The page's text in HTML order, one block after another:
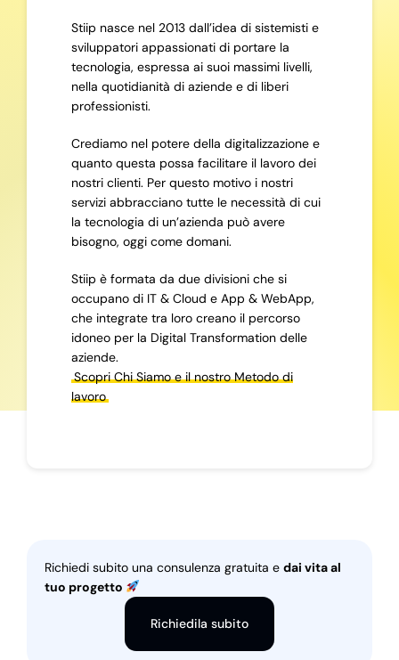
Stiip nasce nel 2013 dall’idea di sistemisti e
sviluppatori appassionati di portare la
tecnologia, espressa ai suoi massimi livelli,
nella quotidianità di aziende e di liberi
professionisti.
Crediamo nel potere della digitalizzazione e
quanto questa possa facilitare il lavoro dei
nostri clienti. Per questo motivo i nostri
servizi abbracciano tutte le necessità di cui
la tecnologia di un’azienda può avere
bisogno, oggi come domani.
Stiip è formata da due divisioni che si
occupano di IT & Cloud e App & WebApp,
che integrate tra loro creano il percorso
idoneo per la Digital Transformation delle
aziende.
Scopri Chi Siamo e il nostro Metodo di
lavoro
Richiedi subito una consulenza gratuita e dai vita al
tuo progetto
Richiedila subito